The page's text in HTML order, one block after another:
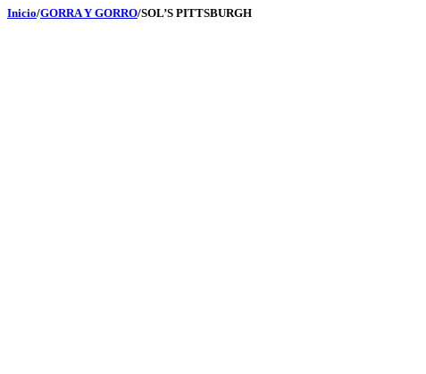
Inicio/GORRA Y GORRO/SOL’S PITTSBURGH